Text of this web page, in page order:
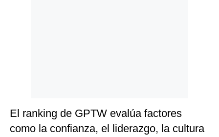
El ranking de GPTW evalúa factores
como la confianza, el liderazgo, la cultura